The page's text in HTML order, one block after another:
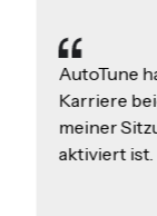
AutoTune
Karriere
meiner
aktiviert ist.